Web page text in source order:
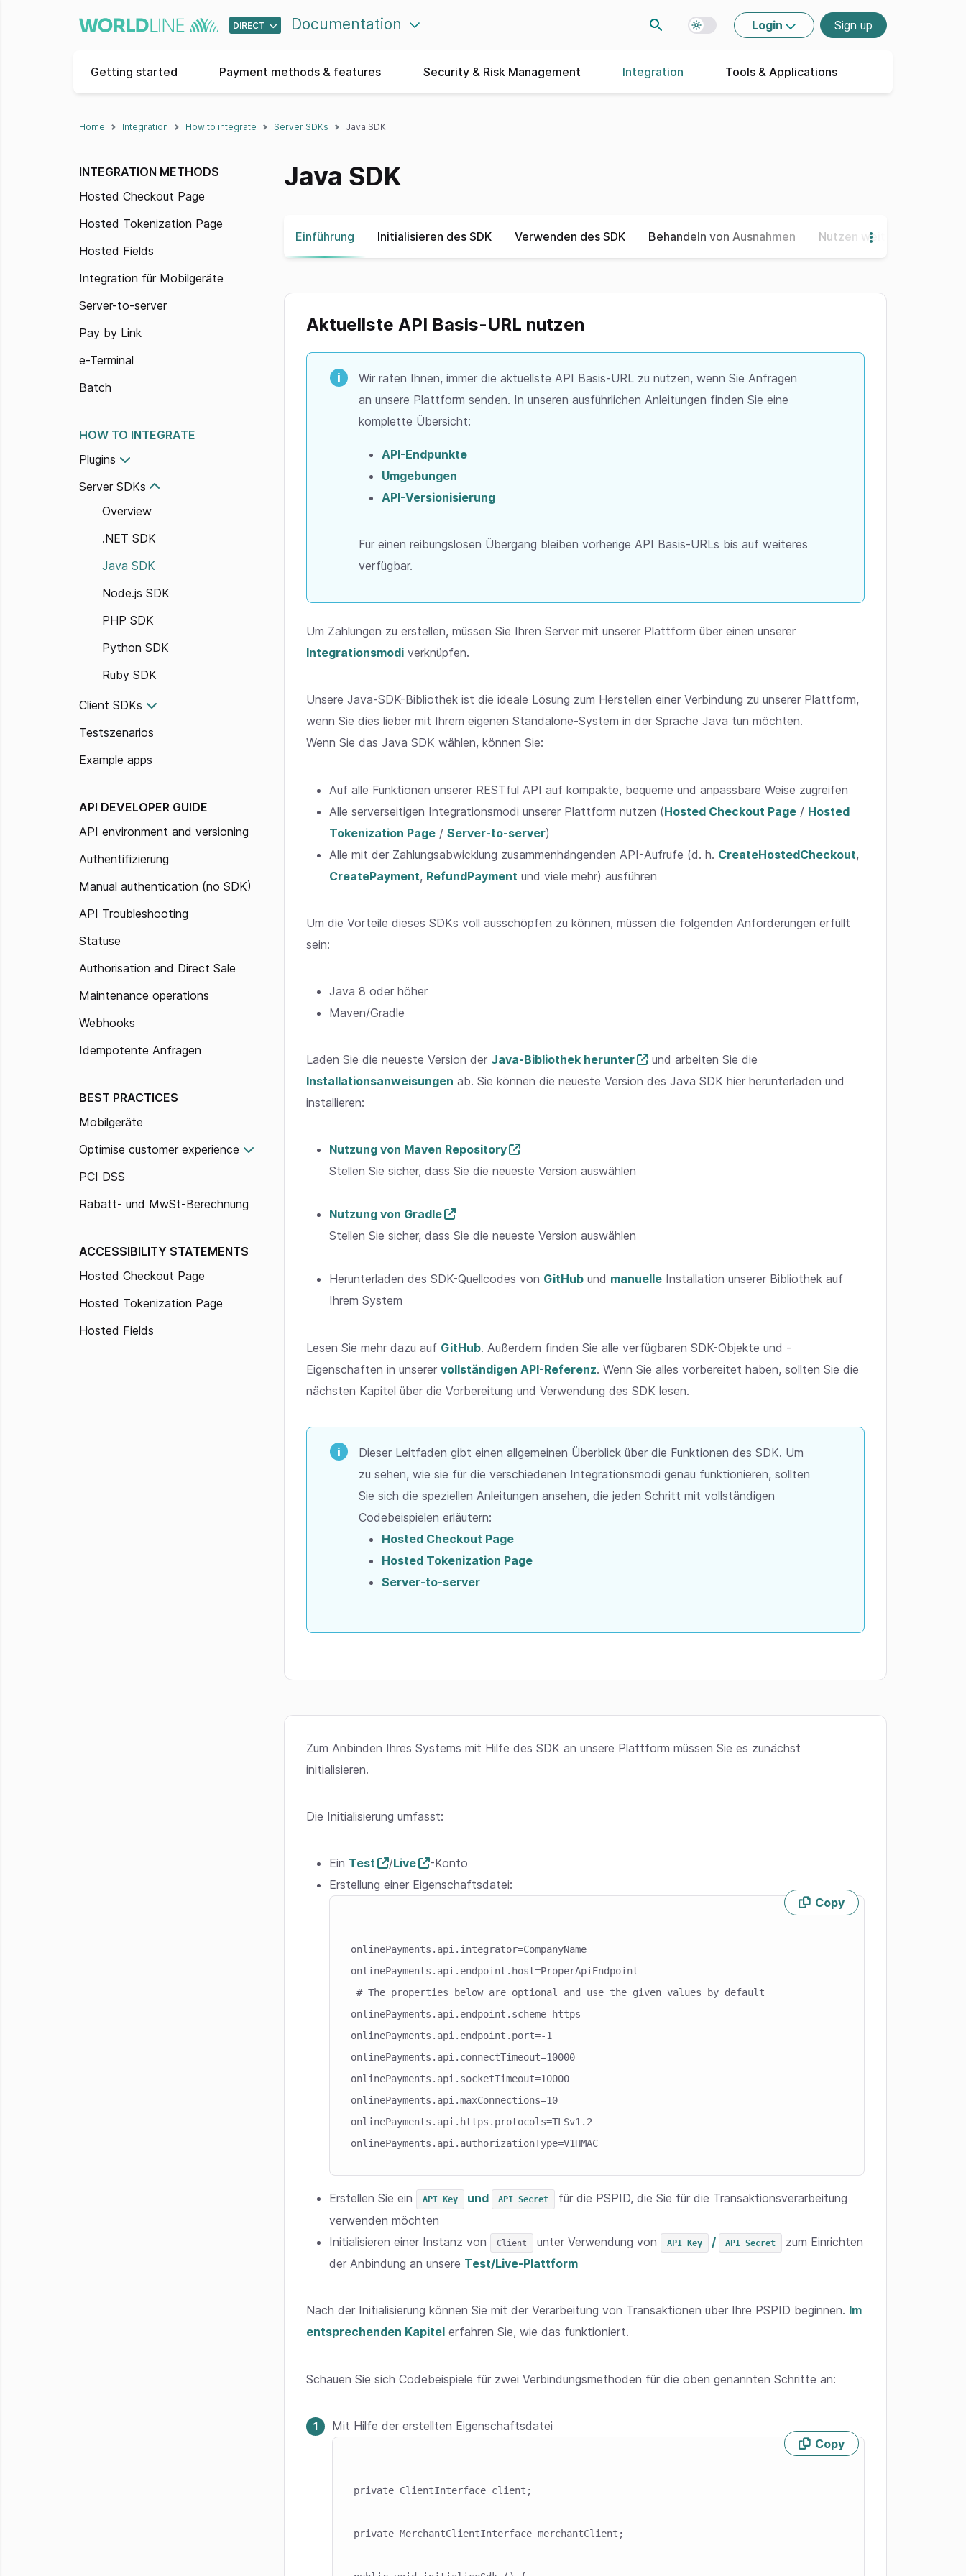
DIRECT Documentation Toggle dark mode
Login Sign up
Getting started Payment methods & features Security & Risk Management Integration Tools & Applications
Home Integration How to integrate Server SDKs Java SDK
INTEGRATION METHODS
Hosted Checkout Page
Hosted Tokenization Page
Hosted Fields
Integration für Mobilgeräte
Server-to-server
Pay by Link
e-Terminal
Batch
HOW TO INTEGRATE
Plugins
Server SDKs
Overview
.NET SDK
Java SDK
Node.js SDK
PHP SDK
Python SDK
Ruby SDK
Client SDKs
Testszenarios
Example apps
API DEVELOPER GUIDE
API environment and versioning
Authentifizierung
Manual authentication (no SDK)
API Troubleshooting
Statuse
Authorisation and Direct Sale
Maintenance operations
Webhooks
Idempotente Anfragen
BEST PRACTICES
Mobilgeräte
Optimise customer experience
PCI DSS
Rabatt- und MwSt-Berechnung
ACCESSIBILITY STATEMENTS
Hosted Checkout Page
Hosted Tokenization Page
Hosted Fields
Java SDK
Einführung Initialisieren des SDK Verwenden des SDK Behandeln von Ausnahmen Nutzen weiterer
Aktuellste API Basis-URL nutzen
Wir raten Ihnen, immer die aktuellste API Basis-URL zu nutzen, wenn Sie Anfragen
an unsere Plattform senden. In unseren ausführlichen Anleitungen finden Sie eine
komplette Übersicht:
API-Endpunkte
Umgebungen
API-Versionisierung
Für einen reibungslosen Übergang bleiben vorherige API Basis-URLs bis auf weiteres
verfügbar.
Um Zahlungen zu erstellen, müssen Sie Ihren Server mit unserer Plattform über einen unserer
Integrationsmodi verknüpfen.
Unsere Java-SDK-Bibliothek ist die ideale Lösung zum Herstellen einer Verbindung zu unserer Plattform,
wenn Sie dies lieber mit Ihrem eigenen Standalone-System in der Sprache Java tun möchten.
Wenn Sie das Java SDK wählen, können Sie:
Auf alle Funktionen unserer RESTful API auf kompakte, bequeme und anpassbare Weise zugreifen
Alle serverseitigen Integrationsmodi unserer Plattform nutzen (Hosted Checkout Page / Hosted
Tokenization Page / Server-to-server)
Alle mit der Zahlungsabwicklung zusammenhängenden API-Aufrufe (d. h. CreateHostedCheckout,
CreatePayment, RefundPayment und viele mehr) ausführen
Um die Vorteile dieses SDKs voll ausschöpfen zu können, müssen die folgenden Anforderungen erfüllt
sein:
Java 8 oder höher
Maven/Gradle
Laden Sie die neueste Version der Java-Bibliothek herunter
und arbeiten Sie die
Installationsanweisungen ab. Sie können die neueste Version des Java SDK hier herunterladen und
installieren:
Nutzung von Maven Repository
Stellen Sie sicher, dass Sie die neueste Version auswählen
Nutzung von Gradle
Stellen Sie sicher, dass Sie die neueste Version auswählen
Herunterladen des SDK-Quellcodes von GitHub und manuelle Installation unserer Bibliothek auf
Ihrem System
Lesen Sie mehr dazu auf GitHub. Außerdem finden Sie alle verfügbaren SDK-Objekte und -
Eigenschaften in unserer vollständigen API-Referenz. Wenn Sie alles vorbereitet haben, sollten Sie die
nächsten Kapitel über die Vorbereitung und Verwendung des SDK lesen.
Dieser Leitfaden gibt einen allgemeinen Überblick über die Funktionen des SDK. Um
zu sehen, wie sie für die verschiedenen Integrationsmodi genau funktionieren, sollten
Sie sich die speziellen Anleitungen ansehen, die jeden Schritt mit vollständigen
Codebeispielen erläutern:
Hosted Checkout Page
Hosted Tokenization Page
Server-to-server
Zum Anbinden Ihres Systems mit Hilfe des SDK an unsere Plattform müssen Sie es zunächst
initialisieren.
Die Initialisierung umfasst:
Ein Test /Live
-Konto
Erstellung einer Eigenschaftsdatei:
Copy
onlinePayments.api.integrator=CompanyName
onlinePayments.api.endpoint.host=ProperApiEndpoint
# The properties below are optional and use the given values by default
onlinePayments.api.endpoint.scheme=https
onlinePayments.api.endpoint.port=-1
onlinePayments.api.connectTimeout=10000
onlinePayments.api.socketTimeout=10000
onlinePayments.api.maxConnections=10
onlinePayments.api.https.protocols=TLSv1.2
onlinePayments.api.authorizationType=V1HMAC
Erstellen Sie ein API Key und API Secret
für die PSPID, die Sie für die Transaktionsverarbeitung
verwenden möchten
Initialisieren einer Instanz von
Client unter Verwendung von API Key / API Secret
zum Einrichten
der Anbindung an unsere Test/Live-Plattform
Nach der Initialisierung können Sie mit der Verarbeitung von Transaktionen über Ihre PSPID beginnen. Im
entsprechenden Kapitel erfahren Sie, wie das funktioniert.
Schauen Sie sich Codebeispiele für zwei Verbindungsmethoden für die oben genannten Schritte an:
Mit Hilfe der erstellten Eigenschaftsdatei
Copy
private ClientInterface client;
private MerchantClientInterface merchantClient;